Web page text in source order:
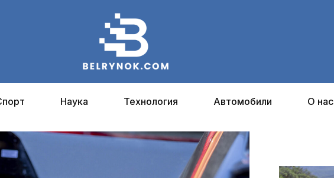
Наука Технология Автомобили О нас